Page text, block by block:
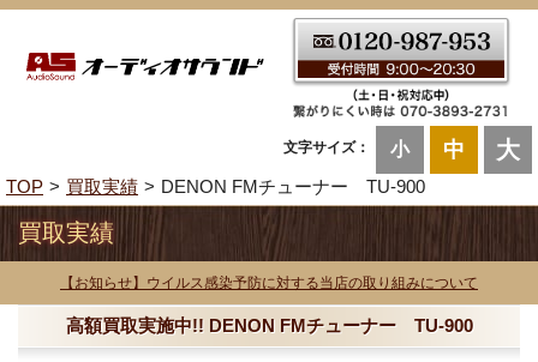
文字サイズ： 小 中 大
TOP 買取実績 DENON FMチューナー TU-900
買取実績
【お知らせ】ウイルス感染予防に対する当店の取り組みについて
高額買取実施中!! DENON FMチューナー TU-900